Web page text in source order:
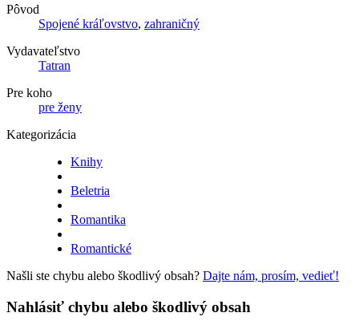
Pôvod
Spojené kráľovstvo, zahraničný
Vydavateľstvo
Tatran
Pre koho
pre ženy
Kategorizácia
Knihy
Beletria
Romantika
Romantické
Našli ste chybu alebo škodlivý obsah? Dajte nám, prosím, vedieť!
Nahlásiť chybu alebo škodlivý obsah